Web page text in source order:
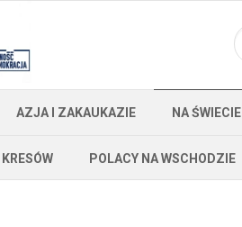
AZJA I ZAKAUKAZIE NA ŚWIECIE
POLACY NA WSCHODZIE